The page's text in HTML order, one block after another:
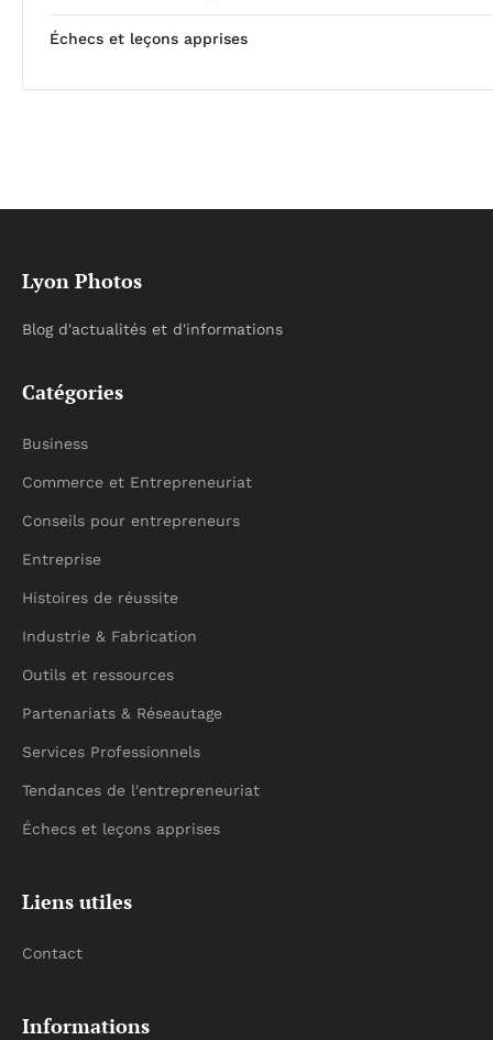
Échecs et leçons apprises
Lyon Photos
Blog d'actualités et d'informations
Catégories
Business
Commerce et Entrepreneuriat
Conseils pour entrepreneurs
Entreprise
Histoires de réussite
Industrie & Fabrication
Outils et ressources
Partenariats & Réseautage
Services Professionnels
Tendances de l'entrepreneuriat
Échecs et leçons apprises
Liens utiles
Contact
Informations